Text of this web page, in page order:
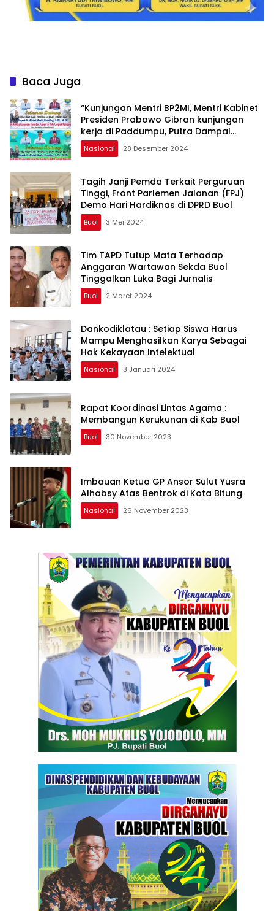
Baca Juga
“Kunjungan Mentri BP2MI, Mentri Kabinet
Presiden Prabowo Gibran kunjungan
kerja di Paddumpu, Putra Dampal
Selatan”
Nasional 28 Desember 2024
Tagih Janji Pemda Terkait Perguruan
Tinggi, Front Parlemen Jalanan (FPJ)
Demo Hari Hardiknas di DPRD Buol
Buol 3 Mei 2024
Tim TAPD Tutup Mata Terhadap
Anggaran Wartawan Sekda Buol
Tinggalkan Luka Bagi Jurnalis
Buol 2 Maret 2024
Dankodiklatau : Setiap Siswa Harus
Mampu Menghasilkan Karya Sebagai
Hak Kekayaan Intelektual
Nasional 3 Januari 2024
Rapat Koordinasi Lintas Agama :
Membangun Kerukunan di Kab Buol
Buol 30 November 2023
Imbauan Ketua GP Ansor Sulut Yusra
Alhabsy Atas Bentrok di Kota Bitung
Nasional 26 November 2023